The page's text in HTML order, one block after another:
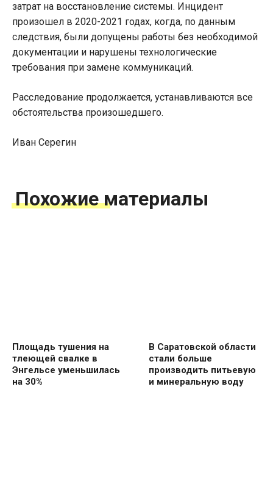
затрат на восстановление системы. Инцидент
произошел в 2020-2021 годах, когда, по данным
следствия, были допущены работы без необходимой
документации и нарушены технологические
требования при замене коммуникаций.
Расследование продолжается, устанавливаются все
обстоятельства произошедшего.
Иван Серегин
Похожие материалы
Площадь тушения на
тлеющей свалке в
Энгельсе уменьшилась
на 30%
В Саратовской области
стали больше
производить питьевую
и минеральную воду